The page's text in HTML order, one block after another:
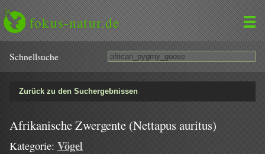
fokus-natur.de
Schnell­suche
Zurück zu den Suchergebnissen
Afrikanische Zwergente (Nettapus auritus)
Kategorie: Vögel